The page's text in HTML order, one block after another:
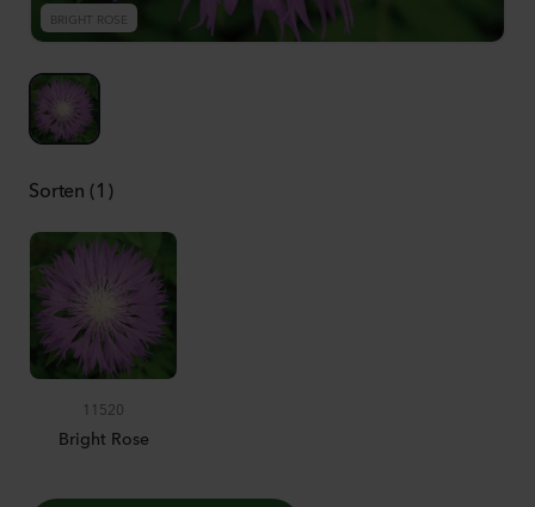
BRIGHT ROSE
Sorten (1)
11520
Bright Rose